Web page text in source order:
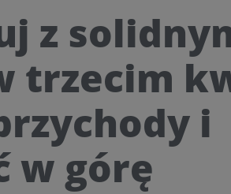
z
trzecim
i
w górę